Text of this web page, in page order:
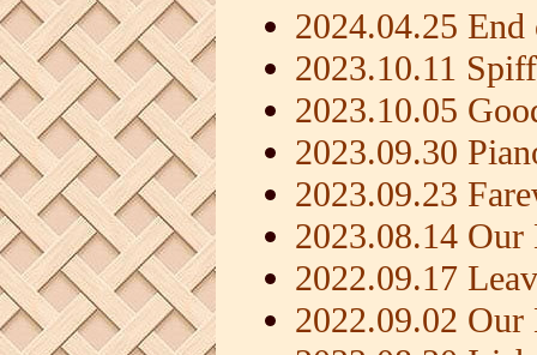
2024.04.25 End
2023.10.11
2023.10.05
2023.09.30
2023.09.23
2023.08.14
2022.09.17
2022.09.02